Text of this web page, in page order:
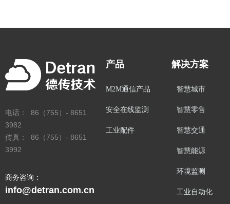
电话： 86（755）- 8651
3982
传真： 86（755）- 8651
3992
商务咨询：
info@detran.com.cn
产品
M2M通信产品
安全在线监测
工业配件
智慧城市
智慧零售
智慧交通
智慧能源
环境监测
工业自动化
解决方案